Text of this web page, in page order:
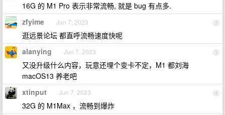
16G 的 M1 Pro 表示非常流畅, 就是 bug 有点多.
2
zfyime Jun 7, 2023
逛远景论坛 都直呼流畅速度快呢
3
alanying Jun 7, 2023
又没升级什么内容，玩意还埋个变卡不定，M1 都刘海
macOS13 养老吧
4
xtinput Jun 7, 2023
32G 的 M1Max ，流畅到爆炸